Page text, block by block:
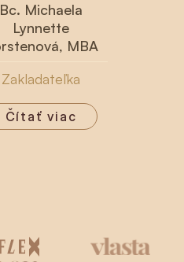
Bc. Michaela
Lynnette
MBA
Zakladateľka
Čítať viac